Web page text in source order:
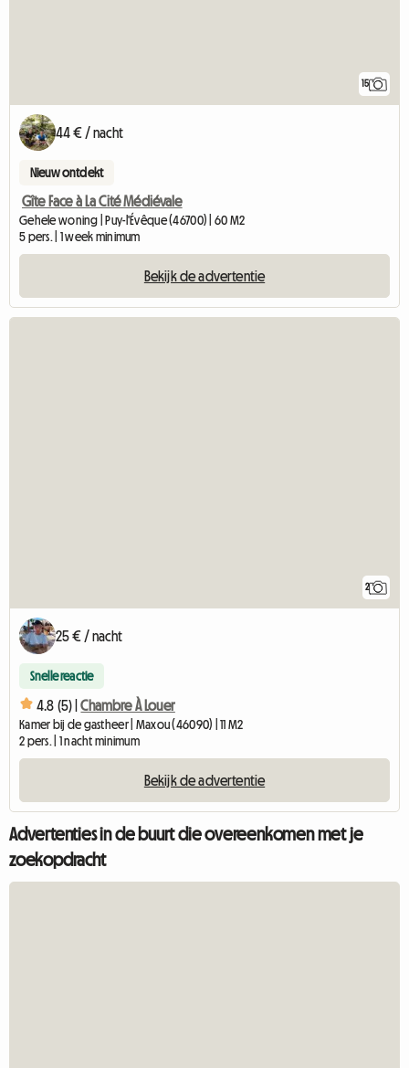
15
44 € / nacht
Nieuw ontdekt
Gîte Face à La Cité Médiévale
Gehele woning | Puy-l'Évêque (46700) | 60 M2
5 pers. | 1 week minimum
Bekijk de advertentie
2
25 € / nacht
Snelle reactie
4.8 (5) | Chambre À Louer
Kamer bij de gastheer | Maxou (46090) | 11 M2
2 pers. | 1 nacht minimum
Bekijk de advertentie
Advertenties in de buurt die overeenkomen met je
zoekopdracht